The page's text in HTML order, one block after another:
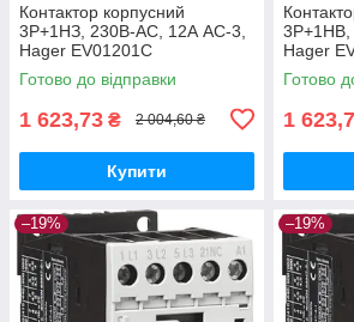
Контактор корпусний
3P+1НЗ, 230В-АС, 12А AC-3,
Hager EV01201C
Готово до відправки
1 623,73 ₴ 2 004,60 ₴
Купити
3P+1НВ,
Hager
Готово
1
–19% –19%